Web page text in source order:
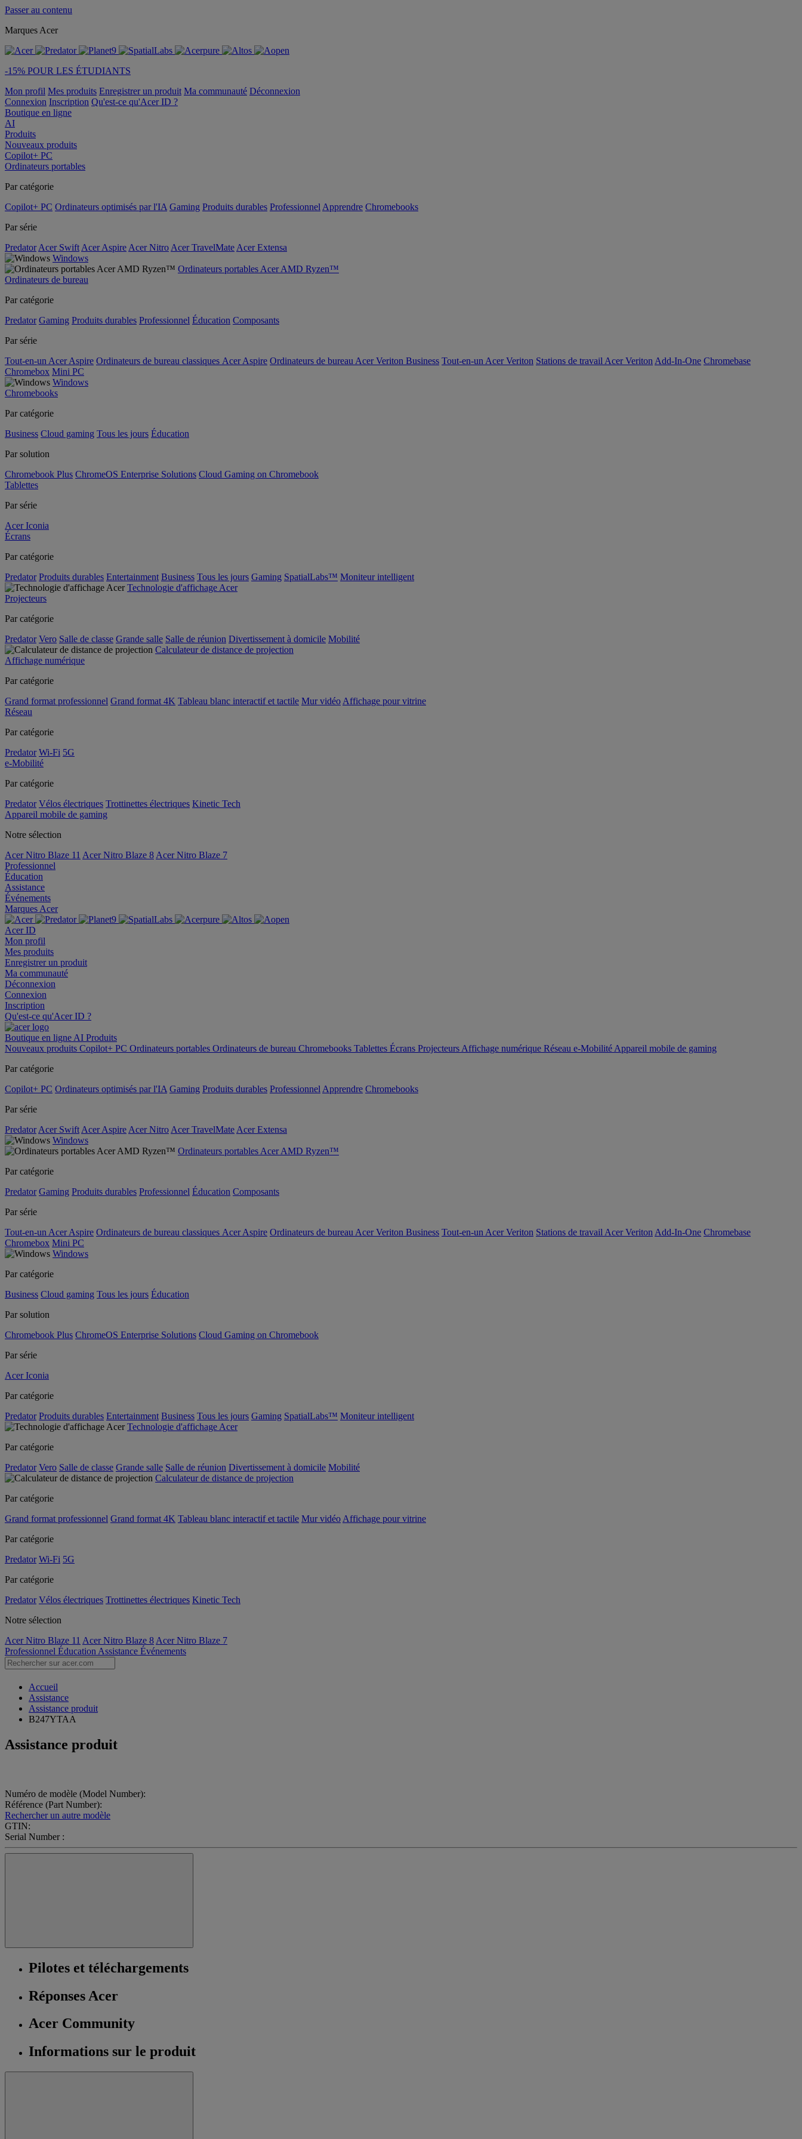
Passer au contenu
Marques Acer
-15% POUR LES ÉTUDIANTS
Mon profil Mes produits Enregistrer un produit Ma communauté Déconnexion
Connexion Inscription Qu'est-ce qu'Acer ID ?
Boutique en ligne
AI
Produits
Nouveaux produits
Copilot+ PC
Ordinateurs portables
Par catégorie
Copilot+ PC Ordinateurs optimisés par l'IA Gaming Produits durables Professionnel Apprendre Chromebooks
Par série
Predator Acer Swift Acer Aspire Acer Nitro Acer TravelMate Acer Extensa
Windows
Ordinateurs portables Acer AMD Ryzen™
Ordinateurs de bureau
Par catégorie
Predator Gaming Produits durables Professionnel Éducation Composants
Par série
Tout-en-un Acer Aspire Ordinateurs de bureau classiques Acer Aspire Ordinateurs de bureau Acer Veriton Business Tout-en-un Acer Veriton Stations de travail Acer Veriton Add-In-One Chromebase
Chromebox Mini PC
Windows
Chromebooks
Par catégorie
Business Cloud gaming Tous les jours Éducation
Par solution
Chromebook Plus ChromeOS Enterprise Solutions Cloud Gaming on Chromebook
Tablettes
Par série
Acer Iconia
Écrans
Par catégorie
Predator Produits durables Entertainment Business Tous les jours Gaming SpatialLabs™ Moniteur intelligent
Technologie d'affichage Acer
Projecteurs
Par catégorie
Predator Vero Salle de classe Grande salle Salle de réunion Divertissement à domicile Mobilité
Calculateur de distance de projection
Affichage numérique
Par catégorie
Grand format professionnel Grand format 4K Tableau blanc interactif et tactile Mur vidéo Affichage pour vitrine
Réseau
Par catégorie
Predator Wi-Fi 5G
e-Mobilité
Par catégorie
Predator Vélos électriques Trottinettes électriques Kinetic Tech
Appareil mobile de gaming
Notre sélection
Acer Nitro Blaze 11 Acer Nitro Blaze 8 Acer Nitro Blaze 7
Professionnel
Éducation
Assistance
Événements
Marques Acer
Acer ID
Mon profil
Mes produits
Enregistrer un produit
Ma communauté
Déconnexion
Connexion
Inscription
Qu'est-ce qu'Acer ID ?
Boutique en ligne AI Produits
Nouveaux produits Copilot+ PC Ordinateurs portables Ordinateurs de bureau Chromebooks Tablettes Écrans Projecteurs Affichage numérique Réseau e-Mobilité Appareil mobile de gaming
Par catégorie
Copilot+ PC Ordinateurs optimisés par l'IA Gaming Produits durables Professionnel Apprendre Chromebooks
Par série
Predator Acer Swift Acer Aspire Acer Nitro Acer TravelMate Acer Extensa
Windows
Ordinateurs portables Acer AMD Ryzen™
Par catégorie
Predator Gaming Produits durables Professionnel Éducation Composants
Par série
Tout-en-un Acer Aspire Ordinateurs de bureau classiques Acer Aspire Ordinateurs de bureau Acer Veriton Business Tout-en-un Acer Veriton Stations de travail Acer Veriton Add-In-One Chromebase
Chromebox Mini PC
Windows
Par catégorie
Business Cloud gaming Tous les jours Éducation
Par solution
Chromebook Plus ChromeOS Enterprise Solutions Cloud Gaming on Chromebook
Par série
Acer Iconia
Par catégorie
Predator Produits durables Entertainment Business Tous les jours Gaming SpatialLabs™ Moniteur intelligent
Technologie d'affichage Acer
Par catégorie
Predator Vero Salle de classe Grande salle Salle de réunion Divertissement à domicile Mobilité
Calculateur de distance de projection
Par catégorie
Grand format professionnel Grand format 4K Tableau blanc interactif et tactile Mur vidéo Affichage pour vitrine
Par catégorie
Predator Wi-Fi 5G
Par catégorie
Predator Vélos électriques Trottinettes électriques Kinetic Tech
Notre sélection
Acer Nitro Blaze 11 Acer Nitro Blaze 8 Acer Nitro Blaze 7
Professionnel Éducation Assistance Événements
Accueil
Assistance
Assistance produit
B247YTAA
Assistance produit
Numéro de modèle (Model Number):
Référence (Part Number):
Rechercher un autre modèle
GTIN:
Serial Number :
Pilotes et téléchargements
Réponses Acer
Acer Community
Informations sur le produit